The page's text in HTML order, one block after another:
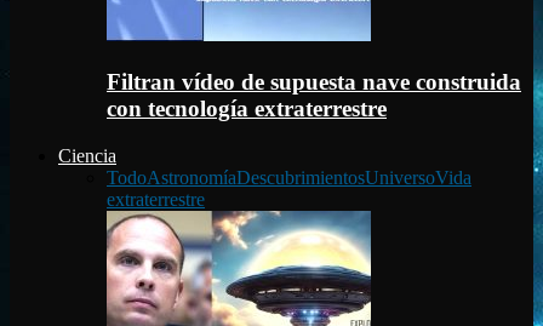
Filtran vídeo de supuesta nave construida
con tecnología extraterrestre
Ciencia
TodoAstronomíaDescubrimientosUniversoVida
extraterrestre